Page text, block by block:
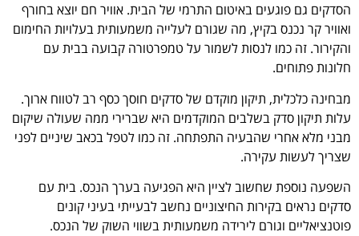
הסדקים גם פוגעים באיטום התרמי של הבית. אוויר חם יוצא בחורף
ואוויר קר נכנס בקיץ, מה שגורם לעלייה משמעותית בעלויות החימום
והקירור. זה כמו לנסות לשמור על טמפרטורה קבועה בבית עם
חלונות פתוחים.
מבחינה כלכלית, תיקון מוקדם של סדקים חוסך כסף רב לטווח ארוך.
עלות תיקון סדק בשלבים המוקדמים היא שברירי ממה שעולה שיקום
מבני מלא אחרי שהבעיה התפתחה. זה כמו לטפל בכאב שיניים לפני
שצריך לעשות עקירה.
השפעה נוספת שחשוב לציין היא הפגיעה בערך הנכס. בית עם
סדקים נראים בקירות החיצוניים נחשב לבעייתי בעיני קונים
פוטנציאליים וגורם לירידה משמעותית בשווי השוק של הנכס.